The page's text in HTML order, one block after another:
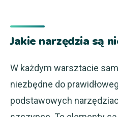
Jakie narzędzia są
W każdym warsztacie
niezbędne do
podstawowych